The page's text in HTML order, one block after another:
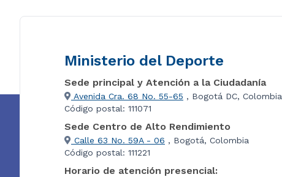
Ministerio del Deporte
Sede principal y Atención a la Ciudadanía
Avenida Cra. 68 No. 55-65 , Bogotá DC, Colombia
Código postal: 111071
Sede Centro de Alto Rendimiento
Calle 63 No. 59A - 06 , Bogotá, Colombia
Código postal: 111221
Horario de atención presencial: